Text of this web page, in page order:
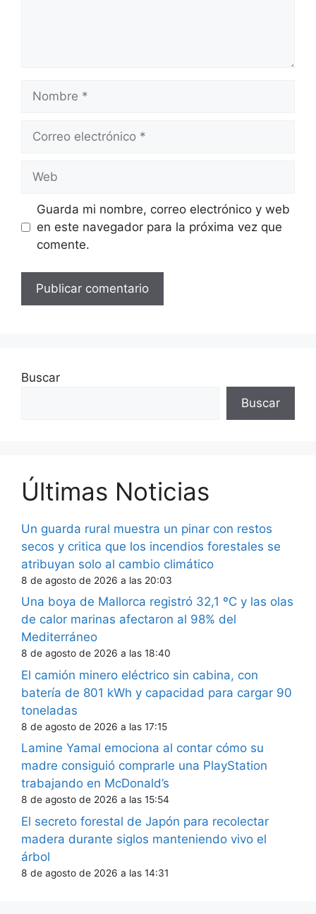
Nombre
Correo
Web
Guarda mi nombre, correo electrónico y web
en este navegador para la próxima vez que
comente.
Buscar
Buscar
Últimas Noticias
Un guarda rural muestra un pinar con restos
secos y critica que los incendios forestales se
atribuyan solo al cambio climático
8 de agosto de 2026 a las 20:03
Una boya de Mallorca registró 32,1 ºC y las olas
de calor marinas afectaron al 98% del
Mediterráneo
8 de agosto de 2026 a las 18:40
El camión minero eléctrico sin cabina, con
batería de 801 kWh y capacidad para cargar 90
toneladas
8 de agosto de 2026 a las 17:15
Lamine Yamal emociona al contar cómo su
madre consiguió comprarle una PlayStation
trabajando en McDonald’s
8 de agosto de 2026 a las 15:54
El secreto forestal de Japón para recolectar
madera durante siglos manteniendo vivo el
árbol
8 de agosto de 2026 a las 14:31